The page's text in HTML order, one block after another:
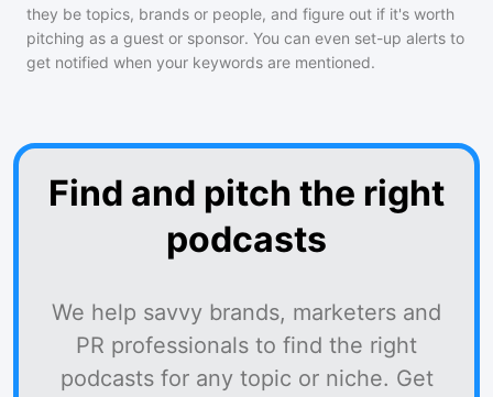
they be topics, brands or people, and figure out if it's worth
pitching as a guest or sponsor. You can even set-up alerts to
get notified when your keywords are mentioned.
Find and pitch the right
podcasts
We help savvy brands, marketers and
PR professionals to find the right
podcasts for any topic or niche. Get